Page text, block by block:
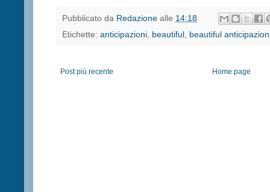
Pubblicato da Redazione alle 14:18
Etichette: anticipazioni beautiful beautiful
Post più recente Home page